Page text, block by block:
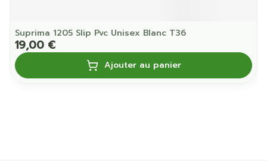
Suprima 1205 Slip Pvc Unisex Blanc T36
19,00 €
Ajouter au panier